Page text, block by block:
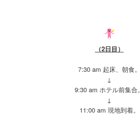
（2日目）
7:30 am 起床、朝食。
↓
9:30 am ホテル前集合。
↓
11:00 am 現地到着。